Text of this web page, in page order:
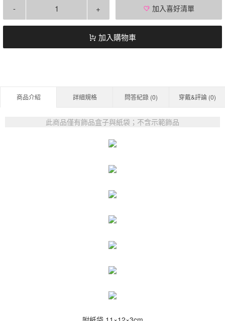
- + 加入喜好清單
加入購物車
商品介紹 詳細規格 問答紀錄 (0) 穿戴&評論 (0)
此商品僅有飾品盒子與紙袋；不含示範飾品